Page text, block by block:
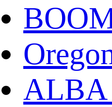
ALBA